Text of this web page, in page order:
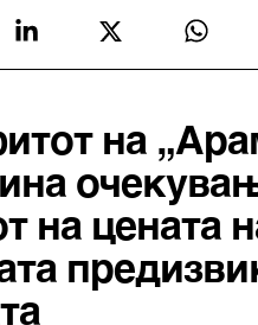
на
на цената